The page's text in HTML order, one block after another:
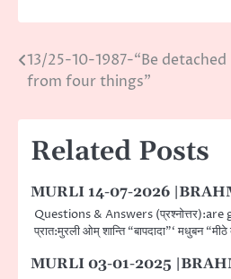
Post
navigation
13/25-10-1987-“Be detached
from four things”
Related Posts
MURLI 14-07-2026
Questions & Answers
प्रात:मुरली ओम् शान्ति “बापदादा”‘ मधुबन
MURLI 03-01-2025